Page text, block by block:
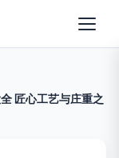
匠心工艺与庄重之